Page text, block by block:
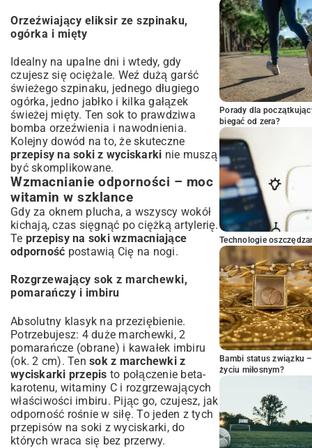
Orzeźwiający eliksir ze szpinaku,
ogórka i mięty
Idealny na upalne dni i wtedy, gdy
czujesz się ociężale. Weź dużą garść
świeżego szpinaku, jednego długiego
ogórka, jedno jabłko i kilka gałązek
świeżej mięty. Ten sok to prawdziwa
bomba orzeźwienia i nawodnienia.
Kolejny dowód na to, że skuteczne
przepisy na soki z wyciskarki nie muszą
być skomplikowane.
Wzmacnianie odporności – moc
witamin w szklance
Gdy za oknem plucha, a wszyscy wokół
kichają, czas sięgnąć po ciężką artylerię.
Te przepisy na soki wzmacniające
odporność postawią Cię na nogi.
Rozgrzewający sok z marchewki,
pomarańczy i imbiru
Absolutny klasyk na przeziębienie.
Potrzebujesz: 4 duże marchewki, 2
pomarańcze (obrane) i kawałek imbiru
(ok. 2 cm). Ten sok z marchewki z
wyciskarki przepis to połączenie beta-
karotenu, witaminy C i rozgrzewających
właściwości imbiru. Pijąc go, czujesz, jak
odporność rośnie w siłę. To jeden z tych
przepisów na soki z wyciskarki, do
których wraca się bez przerwy.
Porady dla
biegać od zera?
Technologie
Bambi status związku
życiu miłosnym?